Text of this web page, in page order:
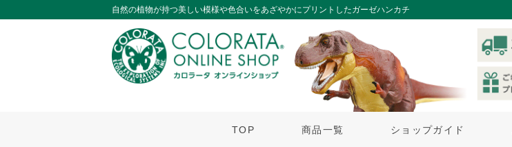
自然の植物が持つ美しい模様や色合いをあざやかにプリントしたガーゼハンカチ
TOP 商品一覧 ショップガイド